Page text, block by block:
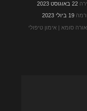
22 באוגוסט 2023
19 ביולי 2023
סומא | אימון טיפולי